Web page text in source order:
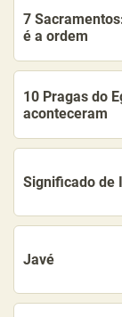
7
é a ordem
10 Pragas do
aconteceram
Significado de
Javé